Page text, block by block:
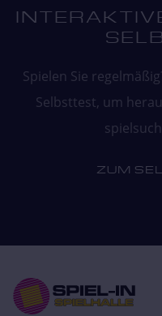
Spielen Sie
Selbsttest, um
ZUM